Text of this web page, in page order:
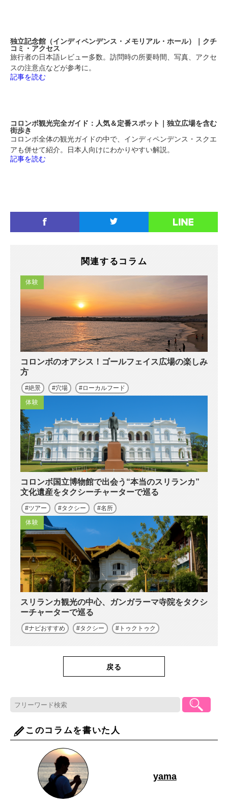
独立記念館（インディペンデンス・メモリアル・ホール）｜クチ
コミ・アクセス
旅行者の日本語レビュー多数。訪問時の所要時間、写真、アクセ
スの注意点などが参考に。
記事を読む
コロンボ観光完全ガイド：人気＆定番スポット｜独立広場を含む
街歩き
コロンボ全体の観光ガイドの中で、インディペンデンス・スクエ
アも併せて紹介。日本人向けにわかりやすい解説。
記事を読む
関連するコラム
コロンボのオアシス！ゴールフェイス広場の楽しみ
方
体験
絶景 穴場 ローカルフード
コロンボ国立博物館で出会う“本当のスリランカ”
文化遺産をタクシーチャーターで巡る
体験
ツアー タクシー 名所
スリランカ観光の中心、ガンガラーマ寺院をタクシ
ーチャーターで巡る
体験
ナビおすすめ タクシー トゥクトゥク
戻る
このコラムを書いた人
yama